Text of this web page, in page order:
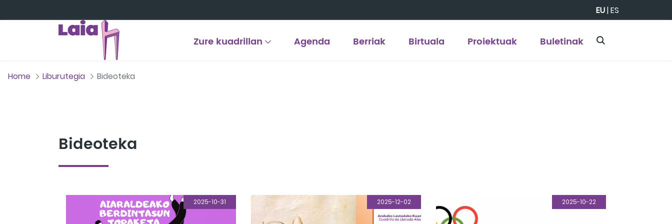
EU|ES
Zure kuadrillan Agenda Berriak Birtuala Proiektuak Buletinak
Home Liburutegia Bideoteka
Bideoteka
2025-10-31 2025-12-02 2025-10-22